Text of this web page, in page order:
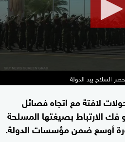
السلاح بيد الدولة
لافتة مع اتجاه فصائل
فك الارتباط بصيغتها المسلحة
أوسع ضمن مؤسسات الدولة.